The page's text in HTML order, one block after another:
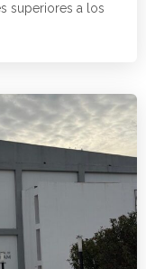
superiores a los